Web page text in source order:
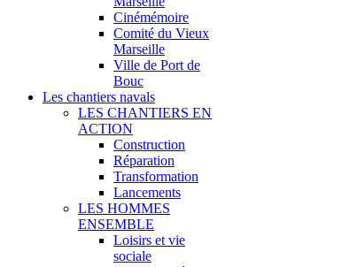
Cinémémoire
Comité du Vieux
Marseille
Ville de Port de
Bouc
Les chantiers navals
LES CHANTIERS EN
ACTION
Construction
Réparation
Transformation
Lancements
LES HOMMES
ENSEMBLE
Loisirs et vie
sociale